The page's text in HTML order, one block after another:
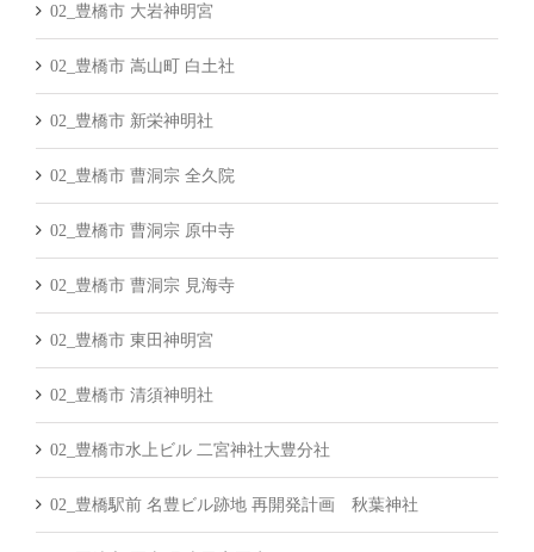
02_豊橋市 大岩神明宮
02_豊橋市 嵩山町 白土社
02_豊橋市 新栄神明社
02_豊橋市 曹洞宗 全久院
02_豊橋市 曹洞宗 原中寺
02_豊橋市 曹洞宗 見海寺
02_豊橋市 東田神明宮
02_豊橋市 清須神明社
02_豊橋市水上ビル 二宮神社大豊分社
02_豊橋駅前 名豊ビル跡地 再開発計画 秋葉神社